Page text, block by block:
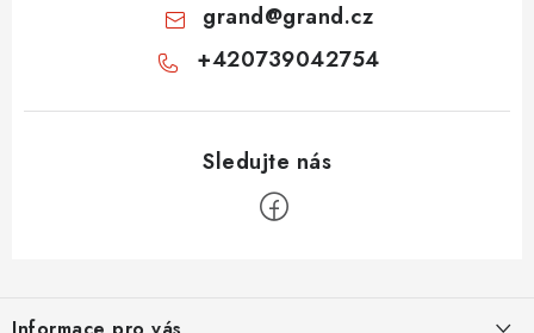
grand@grand.cz
+420739042754